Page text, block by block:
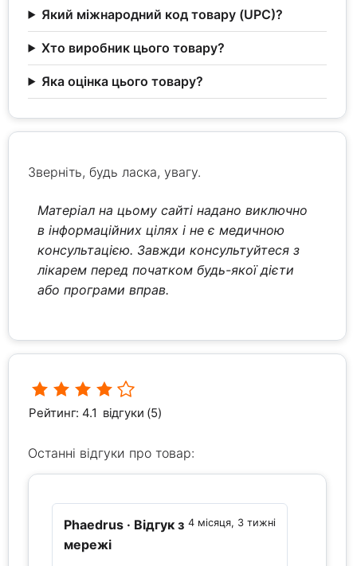
Який міжнародний код товару (UPC)?
Хто виробник цього товару?
Яка оцінка цього товару?
Зверніть, будь ласка, увагу.
Матеріал на цьому сайті надано виключно
в інформаційних цілях і не є медичною
консультацією. Завжди консультуйтеся з
лікарем перед початком будь-якої дієти
або програми вправ.
Рейтинг: 4.1 відгуки (5)
Останні відгуки про товар:
4 місяця, 3 тижні
Phaedrus · Відгук з
мережі